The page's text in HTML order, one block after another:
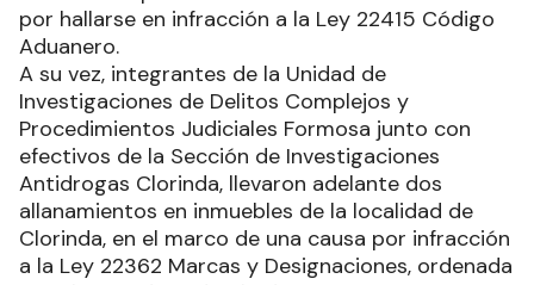
por hallarse en infracción a la Ley 22415 Código
Aduanero.
A su vez, integrantes de la Unidad de
Investigaciones de Delitos Complejos y
Procedimientos Judiciales Formosa junto con
efectivos de la Sección de Investigaciones
Antidrogas Clorinda, llevaron adelante dos
allanamientos en inmuebles de la localidad de
Clorinda, en el marco de una causa por infracción
a la Ley 22362 Marcas y Designaciones, ordenada